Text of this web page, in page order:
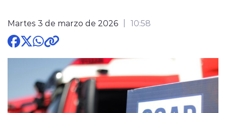
Deportes
modo claro
Martes 3 de marzo de 2026 10:58